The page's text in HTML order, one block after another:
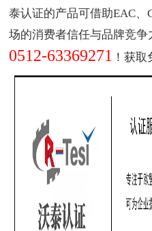
泰认证的产品可借助EAC、
场的消费者信任与品牌竞争
0512-63369271 ！获取